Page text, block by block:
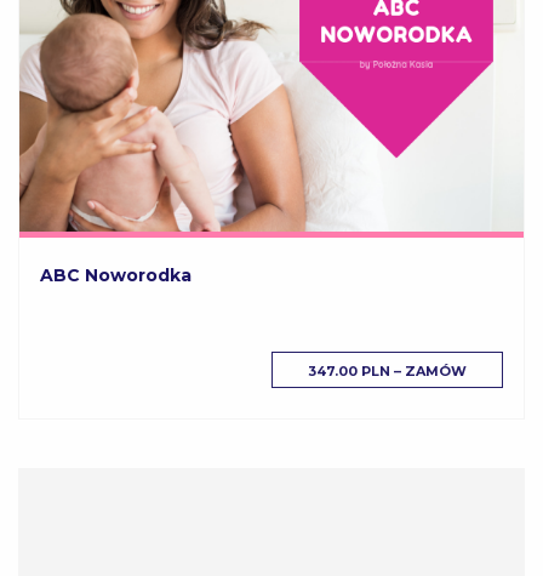
ABC Noworodka
347.00 PLN – ZAMÓW